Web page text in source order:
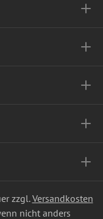
zzgl.Versandkosten
nicht anders